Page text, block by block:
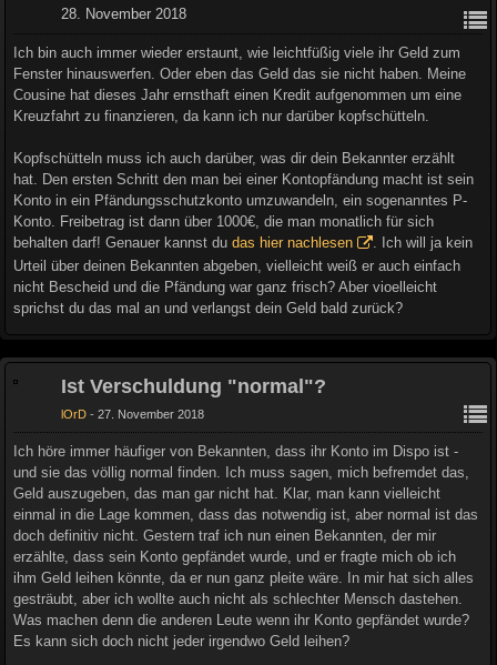
28. November 2018
Ich bin auch immer wieder erstaunt, wie leichtfüßig viele ihr Geld zum
Fenster hinauswerfen. Oder eben das Geld das sie nicht haben. Meine
Cousine hat dieses Jahr ernsthaft einen Kredit aufgenommen um eine
Kreuzfahrt zu finanzieren, da kann ich nur darüber kopfschütteln.
Kopfschütteln muss ich auch darüber, was dir dein Bekannter erzählt
hat. Den ersten Schritt den man bei einer Kontopfändung macht ist sein
Konto in ein Pfändungsschutzkonto umzuwandeln, ein sogenanntes P-
Konto. Freibetrag ist dann über 1000€, die man monatlich für sich
behalten darf! Genauer kannst du das hier nachlesen
. Ich will ja kein
Urteil über deinen Bekannten abgeben, vielleicht weiß er auch einfach
nicht Bescheid und die Pfändung war ganz frisch? Aber vioelleicht
sprichst du das mal an und verlangst dein Geld bald zurück?
Ist Verschuldung "normal"?
lOrD 27. November 2018
Ich höre immer häufiger von Bekannten, dass ihr Konto im Dispo ist -
und sie das völlig normal finden. Ich muss sagen, mich befremdet das,
Geld auszugeben, das man gar nicht hat. Klar, man kann vielleicht
einmal in die Lage kommen, dass das notwendig ist, aber normal ist das
doch definitiv nicht. Gestern traf ich nun einen Bekannten, der mir
erzählte, dass sein Konto gepfändet wurde, und er fragte mich ob ich
ihm Geld leihen könnte, da er nun ganz pleite wäre. In mir hat sich alles
gesträubt, aber ich wollte auch nicht als schlechter Mensch dastehen.
Was machen denn die anderen Leute wenn ihr Konto gepfändet wurde?
Es kann sich doch nicht jeder irgendwo Geld leihen?